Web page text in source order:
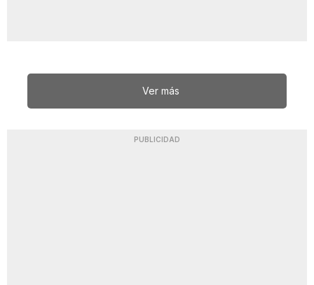
Ver más
PUBLICIDAD